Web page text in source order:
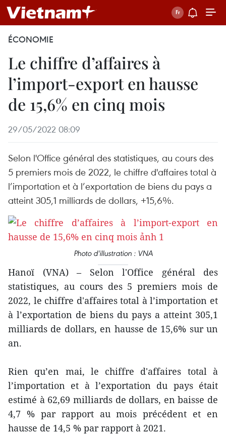
ÉCONOMIE
Le chiffre d’affaires à
l’import-export en hausse
de 15,6% en cinq mois
29/05/2022 08:09
Selon l'Office général des statistiques, au cours des
5 premiers mois de 2022, le chiffre d'affaires total à
l’importation et à l’exportation de biens du pays a
atteint 305,1 milliards de dollars, +15,6%.
Photo d'illustration : VNA
Hanoï (VNA) – Selon l'Office général des
statistiques, au cours des 5 premiers mois de
2022, le chiffre d'affaires total à l’importation et
à l’exportation de biens du pays a atteint 305,1
milliards de dollars, en hausse de 15,6% sur un
an.
Rien qu’en mai, le chiffre d'affaires total à
l’importation et à l’exportation du pays était
estimé à 62,69 milliards de dollars, en baisse de
4,7 % par rapport au mois précédent et en
hausse de 14,5 % par rapport à 2021.